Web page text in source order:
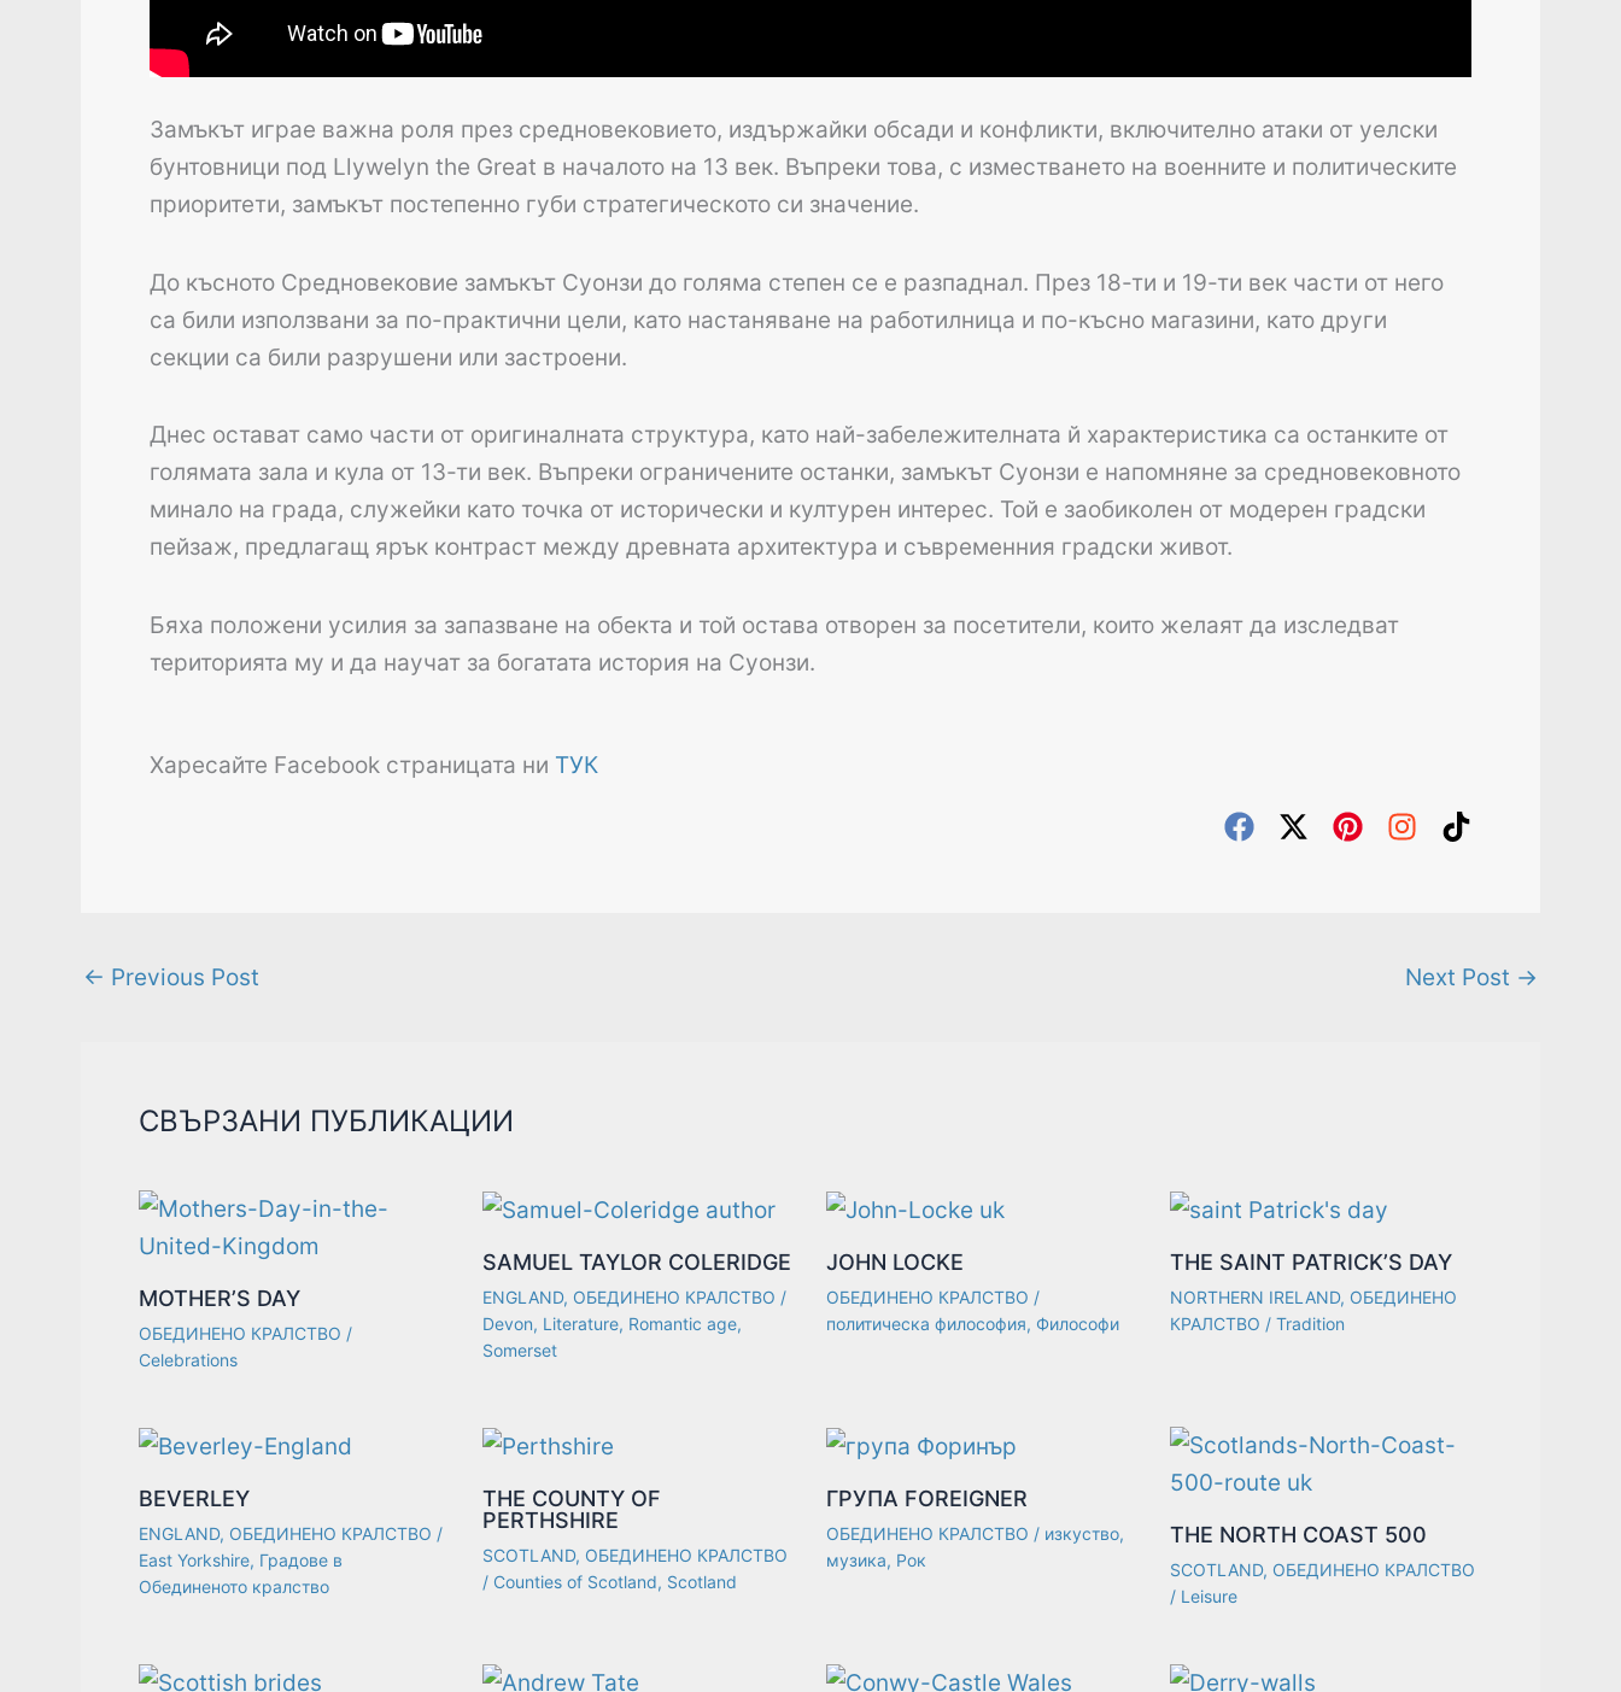
Замъкът играе важна роля през средновековието, издържайки обсади и конфликти, включително атаки от уелски
бунтовници под Llywelyn the Great в началото на 13 век. Въпреки това, с изместването на военните и политическите
приоритети, замъкът постепенно губи стратегическото си значение.
До късното Средновековие замъкът Суонзи до голяма степен се е разпаднал. През 18-ти и 19-ти век части от него
са били използвани за по-практични цели, като настаняване на работилница и по-късно магазини, като други
секции са били разрушени или застроени.
Днес остават само части от оригиналната структура, като най-забележителната й характеристика са останките от
голямата зала и кула от 13-ти век. Въпреки ограничените останки, замъкът Суонзи е напомняне за средновековното
минало на града, служейки като точка от исторически и културен интерес. Той е заобиколен от модерен градски
пейзаж, предлагащ ярък контраст между древната архитектура и съвременния градски живот.
Бяха положени усилия за запазване на обекта и той остава отворен за посетители, които желаят да изследват
територията му и да научат за богатата история на Суонзи.
Харесайте Facebook страницата ни ТУК
← Previous Post Next Post →
СВЪРЗАНИ ПУБЛИКАЦИИ
MOTHER’S DAY
ОБЕДИНЕНО КРАЛСТВО /
Celebrations
SAMUEL TAYLOR COLERIDGE
ENGLAND, ОБЕДИНЕНО КРАЛСТВО /
Devon, Literature, Romantic age,
Somerset
JOHN LOCKE
ОБЕДИНЕНО КРАЛСТВО /
политическа философия, Философи
THE SAINT PATRICK’S DAY
NORTHERN IRELAND, ОБЕДИНЕНО
КРАЛСТВО / Tradition
BEVERLEY
ENGLAND, ОБЕДИНЕНО КРАЛСТВО /
East Yorkshire, Градове в
Обединеното кралство
THE COUNTY OF
PERTHSHIRE
SCOTLAND, ОБЕДИНЕНО КРАЛСТВО
/ Counties of Scotland, Scotland
ГРУПА FOREIGNER
ОБЕДИНЕНО КРАЛСТВО / изкуство,
музика, Рок
THE NORTH COAST 500
SCOTLAND, ОБЕДИНЕНО КРАЛСТВО
/ Leisure